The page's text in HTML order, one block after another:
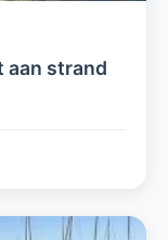
aan strand